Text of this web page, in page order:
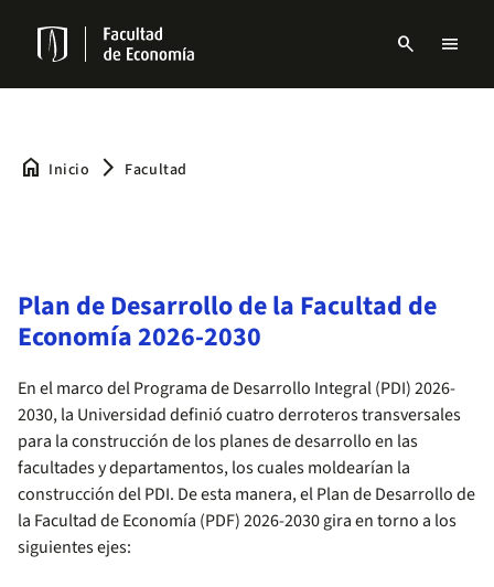
contenido
principal
Navbar
search menu
home Inicio arrow_forward_ios Facultad
Plan de Desarrollo de la Facultad de
Economía 2026-2030
En el marco del Programa de Desarrollo Integral (PDI) 2026-
2030, la Universidad definió cuatro derroteros transversales
para la construcción de los planes de desarrollo en las
facultades y departamentos, los cuales moldearían la
construcción del PDI. De esta manera, el Plan de Desarrollo de
la Facultad de Economía (PDF) 2026-2030 gira en torno a los
siguientes ejes: